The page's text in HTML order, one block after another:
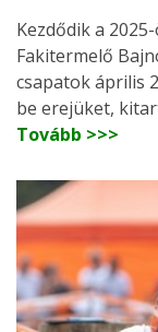
Kezdődik a
Fakitermelő
csapatok április
be erejüket,
Tovább >>>